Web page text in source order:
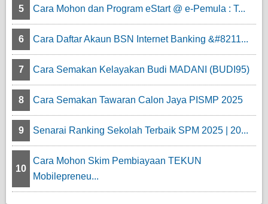
5 Cara Mohon dan Program eStart @ e-Pemula : T...
6 Cara Daftar Akaun BSN Internet Banking &#8211...
7 Cara Semakan Kelayakan Budi MADANI (BUDI95)
8 Cara Semakan Tawaran Calon Jaya PISMP 2025
9 Senarai Ranking Sekolah Terbaik SPM 2025 | 20...
10
Cara Mohon Skim Pembiayaan TEKUN
Mobilepreneu...